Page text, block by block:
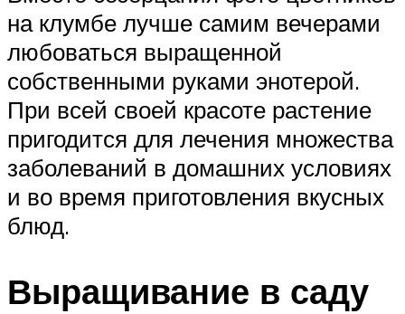
на клумбе лучше самим вечерами
любоваться выращенной
собственными руками энотерой.
При всей своей красоте растение
пригодится для лечения множества
заболеваний в домашних условиях
и во время приготовления вкусных
блюд.
Выращивание в саду